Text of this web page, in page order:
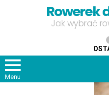
Rowerek
Jak wybrać
Menu